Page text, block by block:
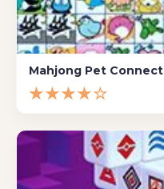
Mahjong Pet Connect
★★★★☆